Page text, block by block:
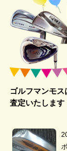
ゴルフマンモ
査定いたします